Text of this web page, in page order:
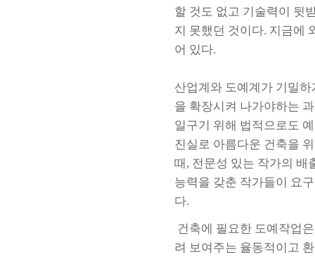
할 것도 없고 기술력이 뒷
지 못했던 것이다. 지금에
어 있다.
산업계와 도예계가 기밀
을 확장시켜 나가야하는
일구기 위해 법적으로도
진실로 아름다운 건축을
때, 전문성 있는 작가의 배
능력을 갖춘 작가들이 요
다.
건축에 필요한 도예작업
려 보여주는 율동적이고